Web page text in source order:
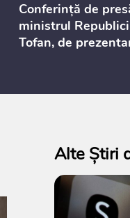
Conferință de
ministrul
Tofan, de
consultărilor
Alte Știri